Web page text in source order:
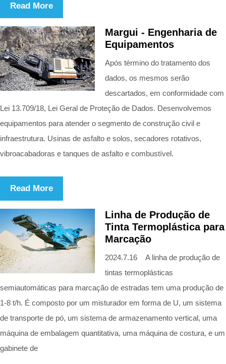
Read More
Margui - Engenharia de
Equipamentos
Após término do tratamento dos
dados, os mesmos serão
descartados, em conformidade com
Lei 13.709/18, Lei Geral de Proteção de Dados. Desenvolvemos
equipamentos para atender o segmento de construção civil e
infraestrutura. Usinas de asfalto e solos, secadores rotativos,
vibroacabadoras e tanques de asfalto e combustível.
Read More
Linha de Produção de
Tinta Termoplástica para
Marcação
2024.7.16 A linha de produção de
tintas termoplásticas
semiautomáticas para marcação de estradas tem uma produção de
1-8 t/h. É composto por um misturador em forma de U, um sistema
de transporte de pó, um sistema de armazenamento vertical, uma
máquina de embalagem quantitativa, uma máquina de costura, e um
gabinete de